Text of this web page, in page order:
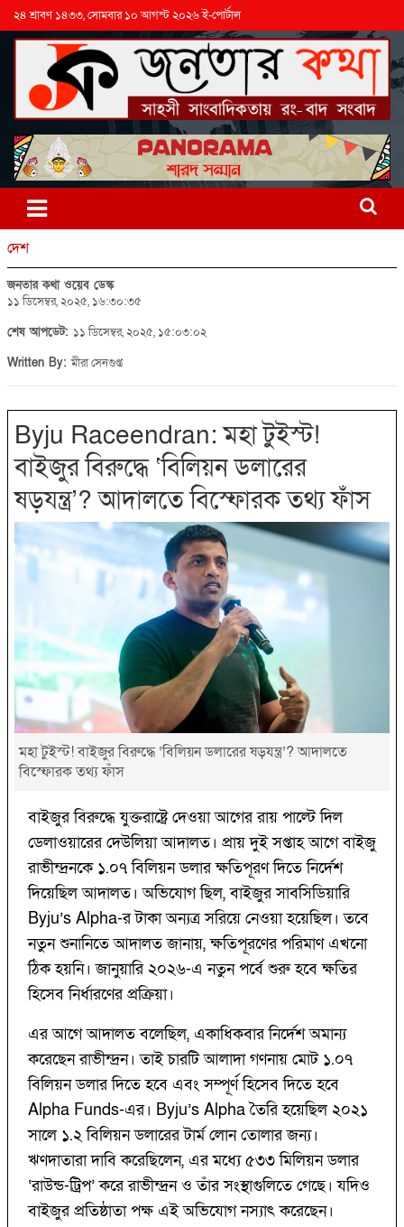
২৪ শ্রাবণ ১৪৩৩, সোমবার ১০ আগস্ট ২০২৬ ই-পোর্টাল
দেশ
জনতার কথা ওয়েব ডেস্ক
১১ ডিসেম্বর, ২০২৫, ১৬:৩০:৩৫
শেষ আপডেট: ১১ ডিসেম্বর, ২০২৫, ১৫:০৩:০২
Written By:মীরা সেনগুপ্ত
Byju Raceendran: মহা টুইস্ট!
বাইজুর বিরুদ্ধে ‘বিলিয়ন ডলারের
ষড়যন্ত্র’? আদালতে বিস্ফোরক তথ্য ফাঁস
মহা টুইস্ট! বাইজুর বিরুদ্ধে ‘বিলিয়ন ডলারের ষড়যন্ত্র’? আদালতে
বিস্ফোরক তথ্য ফাঁস
বাইজুর বিরুদ্ধে যুক্তরাষ্ট্রে দেওয়া আগের রায় পাল্টে দিল
ডেলাওয়ারের দেউলিয়া আদালত। প্রায় দুই সপ্তাহ আগে বাইজু
রাভীন্দ্রনকে ১.০৭ বিলিয়ন ডলার ক্ষতিপূরণ দিতে নির্দেশ
দিয়েছিল আদালত। অভিযোগ ছিল, বাইজুর সাবসিডিয়ারি
Byju’s Alpha-র টাকা অন্যত্র সরিয়ে নেওয়া হয়েছিল। তবে
নতুন শুনানিতে আদালত জানায়, ক্ষতিপূরণের পরিমাণ এখনো
ঠিক হয়নি। জানুয়ারি ২০২৬-এ নতুন পর্বে শুরু হবে ক্ষতির
হিসেব নির্ধারণের প্রক্রিয়া।
এর আগে আদালত বলেছিল, একাধিকবার নির্দেশ অমান্য
করেছেন রাভীন্দ্রন। তাই চারটি আলাদা গণনায় মোট ১.০৭
বিলিয়ন ডলার দিতে হবে এবং সম্পূর্ণ হিসেব দিতে হবে
Alpha Funds-এর। Byju’s Alpha তৈরি হয়েছিল ২০২১
সালে ১.২ বিলিয়ন ডলারের টার্ম লোন তোলার জন্য।
ঋণদাতারা দাবি করেছিলেন, এর মধ্যে ৫৩৩ মিলিয়ন ডলার
‘রাউন্ড-ট্রিপ’ করে রাভীন্দ্রন ও তাঁর সংস্থাগুলিতে গেছে। যদিও
বাইজুর প্রতিষ্ঠাতা পক্ষ এই অভিযোগ নস্যাৎ করেছেন।